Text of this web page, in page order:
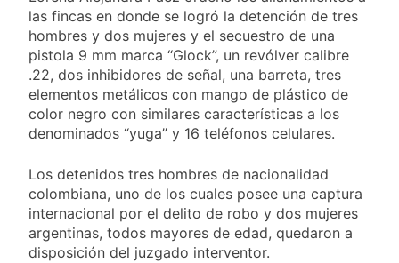
las fincas en donde se logró la detención de tres
hombres y dos mujeres y el secuestro de una
pistola 9 mm marca “Glock”, un revólver calibre
.22, dos inhibidores de señal, una barreta, tres
elementos metálicos con mango de plástico de
color negro con similares características a los
denominados “yuga” y 16 teléfonos celulares.
Los detenidos tres hombres de nacionalidad
colombiana, uno de los cuales posee una captura
internacional por el delito de robo y dos mujeres
argentinas, todos mayores de edad, quedaron a
disposición del juzgado interventor.